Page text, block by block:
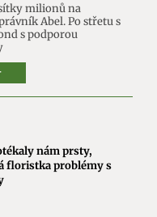
milionů na
Abel. Po střetu s
s podporou
nám prsty,
floristka problémy s